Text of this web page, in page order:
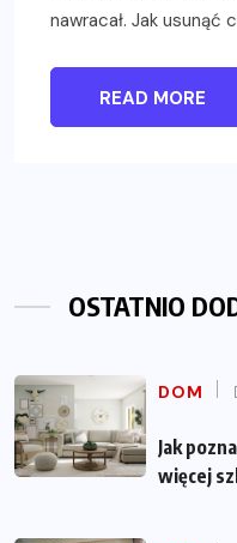
nawracał. Jak usunąć
READ MORE
OSTATNIO
DOM
Jak
więcej